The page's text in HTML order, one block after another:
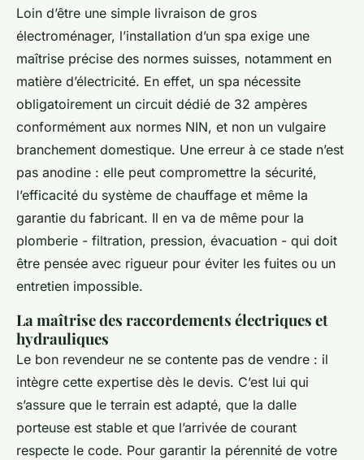
Loin d’être une simple livraison de gros
électroménager, l’installation d’un spa exige une
maîtrise précise des normes suisses, notamment en
matière d’électricité. En effet, un spa nécessite
obligatoirement un circuit dédié de 32 ampères
conformément aux normes NIN, et non un vulgaire
branchement domestique. Une erreur à ce stade n’est
pas anodine : elle peut compromettre la sécurité,
l’efficacité du système de chauffage et même la
garantie du fabricant. Il en va de même pour la
plomberie - filtration, pression, évacuation - qui doit
être pensée avec rigueur pour éviter les fuites ou un
entretien impossible.
La maîtrise des raccordements électriques et
hydrauliques
Le bon revendeur ne se contente pas de vendre : il
intègre cette expertise dès le devis. C’est lui qui
s’assure que le terrain est adapté, que la dalle
porteuse est stable et que l’arrivée de courant
respecte le code. Pour garantir la pérennité de votre